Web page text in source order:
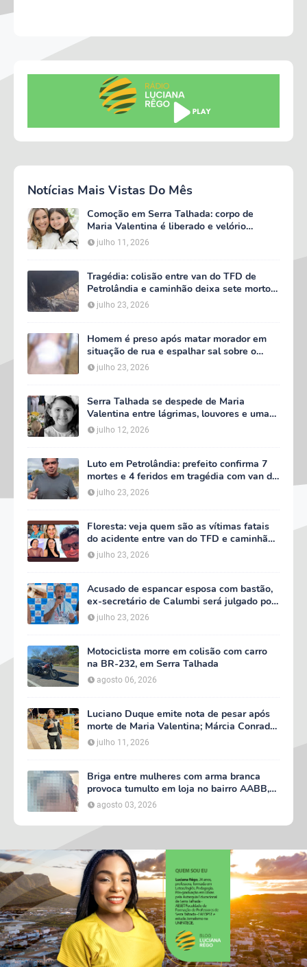
Notícias Mais Vistas Do Mês
Comoção em Serra Talhada: corpo de
Maria Valentina é liberado e velório
começa às 5h deste domingo
julho 11, 2026
Tragédia: colisão entre van do TFD de
Petrolândia e caminhão deixa sete mortos
em Floresta
julho 23, 2026
Homem é preso após matar morador em
situação de rua e espalhar sal sobre o
corpo em Serra Talhada
julho 23, 2026
Serra Talhada se despede de Maria
Valentina entre lágrimas, louvores e uma
multidão que caminhou ao lado da família
julho 12, 2026
Luto em Petrolândia: prefeito confirma 7
mortes e 4 feridos em tragédia com van do
TFD e decreta três dias de luto oficial
julho 23, 2026
Floresta: veja quem são as vítimas fatais
do acidente entre van do TFD e caminhão
na PE-360
julho 23, 2026
Acusado de espancar esposa com bastão,
ex-secretário de Calumbi será julgado por
tentativa de feminicídio
julho 23, 2026
Motociclista morre em colisão com carro
na BR-232, em Serra Talhada
agosto 06, 2026
Luciano Duque emite nota de pesar após
morte de Maria Valentina; Márcia Conrado
decreta luto oficial de três dias em Serra
Talhada
julho 11, 2026
Briga entre mulheres com arma branca
provoca tumulto em loja no bairro AABB,
em Serra Talhada
agosto 03, 2026